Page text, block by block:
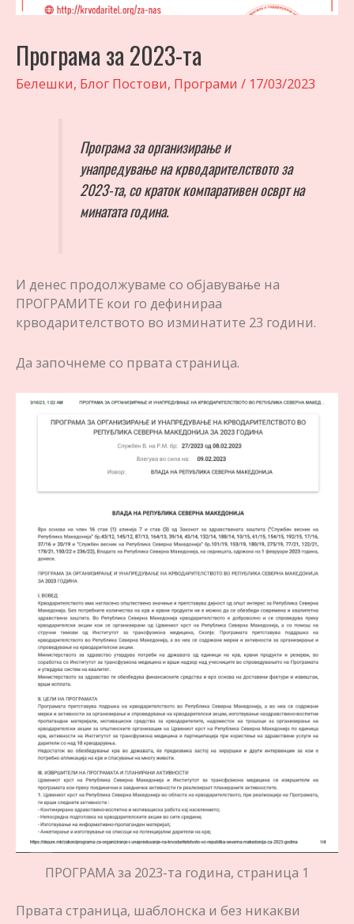
Програма за 2023-та
Белешки, Блог Постови, Програми / 17/03/2023
Програмa за организирање и
унапредување на крводарителството за
2023-та, со краток компаративен осврт на
минатата година.
И денес продолжуваме со објавување на
ПРОГРАМИТЕ кои го дефинираа
крводарителството во изминатите 23 години.
Да започнеме со првата страница.
ПРОГРАМА за 2023-та година, страница 1
Првата страница, шаблонска и без никакви